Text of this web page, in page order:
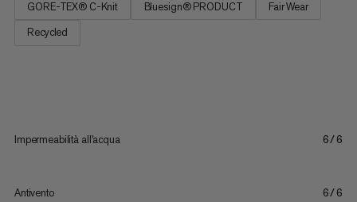
GORE-TEX® C-Knit Bluesign® PRODUCT
Fair Wear
Recycled
Impermeabilità all'acqua 6/6
Antivento 6/6